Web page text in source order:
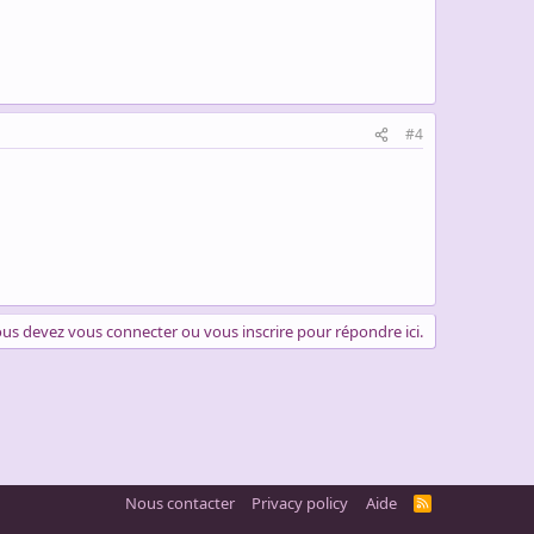
#4
devez vous connecter ou vous inscrire pour répondre ici.
Nous contacter Privacy policy Aide
R